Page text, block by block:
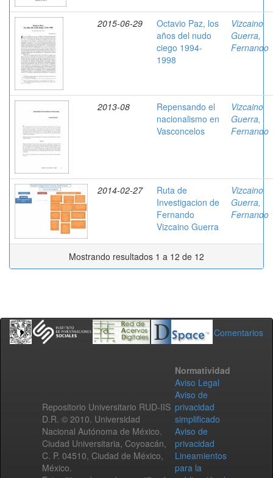
2015-06-29
Octavio Paz, los
años del nudo
ciego 1994-
1998
Vizcaino
Guerra,
Fernando
2013-08
Repensando el
nacionalismo en
Vasconcelos
Vizcaino
Guerra,
Fernando
2014-02-27
Ruta de
Investigacion de
Fernando
Vizcaino Guerra
Vizcaino
Guerra,
Fernando
Mostrando resultados 1 a 12 de 12
Comentarios
Repositorio Universitario RUD-IIS
D.R. © 2010. Universidad
Nacional Autónoma de México.
Ciudad Universitaria, Coyoacán,
C. P. 04510, Ciudad de México,
México.
Normatividad
Aviso Legal
Aviso de
privacidad
simplificado
Aviso de
privacidad
Lineamientos
para la